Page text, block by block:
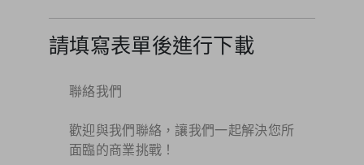
請填寫表單後進行下載
聯絡我們
歡迎與我們聯絡，讓我們一起解決您所
面臨的商業挑戰！​